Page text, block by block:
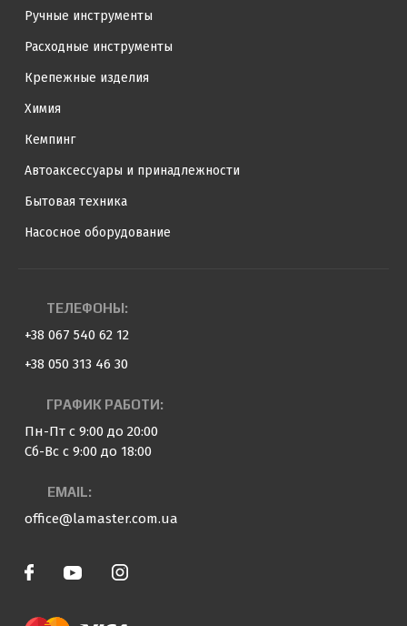
Ручные инструменты
Расходные инструменты
Крепежные изделия
Химия
Кемпинг
Автоаксессуары и принадлежности
Бытовая техника
Насосное оборудование
ТЕЛЕФОНЫ:
+38 067 540 62 12
+38 050 313 46 30
ГРАФИК РАБОТИ:
Пн-Пт с 9:00 до 20:00
Сб-Вс с 9:00 до 18:00
EMAIL:
office@lamaster.com.ua